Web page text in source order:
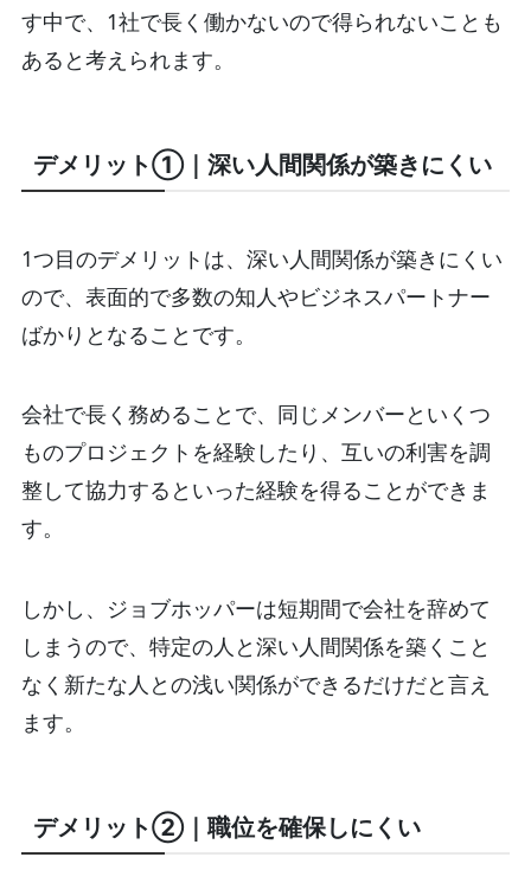
す中で、1社で長く働かないので得られないことも
あると考えられます。
デメリット①｜深い人間関係が築きにくい
1つ目のデメリットは、深い人間関係が築きにくい
ので、表面的で多数の知人やビジネスパートナー
ばかりとなることです。
会社で長く務めることで、同じメンバーといくつ
ものプロジェクトを経験したり、互いの利害を調
整して協力するといった経験を得ることができま
す。
しかし、ジョブホッパーは短期間で会社を辞めて
しまうので、特定の人と深い人間関係を築くこと
なく新たな人との浅い関係ができるだけだと言え
ます。
デメリット②｜職位を確保しにくい